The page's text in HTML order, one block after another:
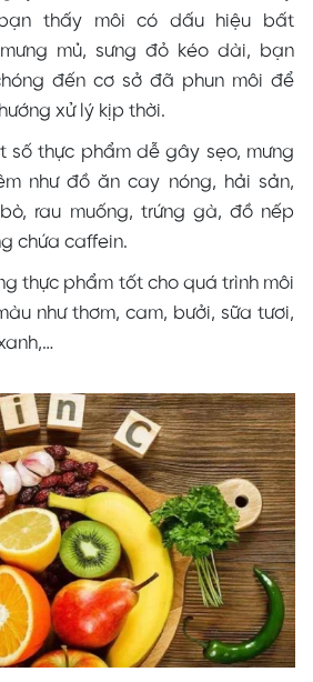
thấy môi có dấu hiệu bất
mủ, sưng đỏ kéo dài, bạn
đến cơ sở đã phun môi để
xử lý kịp thời.
số thực phẩm dễ gây sẹo, mưng
như đồ ăn cay nóng, hải sản,
rau muống, trứng gà, đồ nếp
chứa caffein.
thực phẩm tốt cho quá trình môi
như thơm, cam, bưởi, sữa tươi,